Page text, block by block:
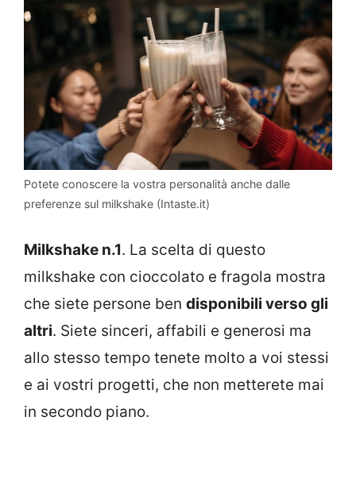
Potete conoscere la vostra personalità anche dalle
preferenze sul milkshake (Intaste.it)
Milkshake n.1. La scelta di questo
milkshake con cioccolato e fragola mostra
che siete persone ben disponibili verso gli
altri. Siete sinceri, affabili e generosi ma
allo stesso tempo tenete molto a voi stessi
e ai vostri progetti, che non metterete mai
in secondo piano.